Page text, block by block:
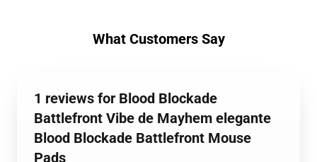
What Customers Say
1 reviews for Blood Blockade
Battlefront Vibe de Mayhem elegante
Blood Blockade Battlefront Mouse
Pads